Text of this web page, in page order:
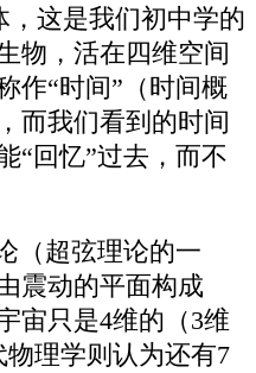
，这是我们初中学的
物，活在四维空间
作“时间”（时间概
而我们看到的时间
“回忆”过去，而不
（超弦理论的一
震动的平面构成
宙只是4维的（3维
理学则认为还有7